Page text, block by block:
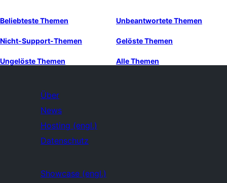
Beliebteste Themen Unbeantwortete Themen
Nicht-Support-Themen Gelöste Themen
Ungelöste Themen Alle Themen
Über
News
Hosting (engl.)
Datenschutz
Showcase (engl.)